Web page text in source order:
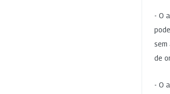
- O
sem
de
- O